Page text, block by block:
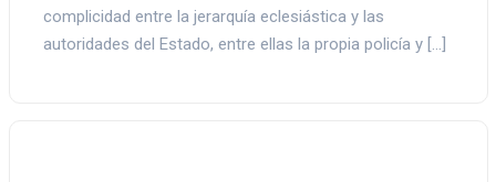
complicidad entre la jerarquía eclesiástica y las
autoridades del Estado, entre ellas la propia policía y […]